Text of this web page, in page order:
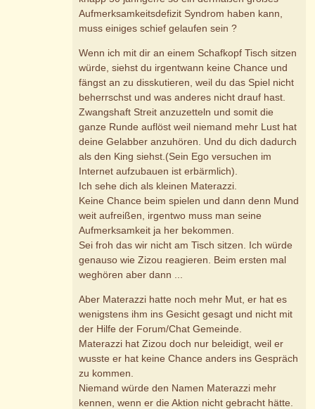
Aufmerksamkeitsdefizit Syndrom haben kann,
muss einiges schief gelaufen sein ?
Wenn ich mit dir an einem Schafkopf Tisch sitzen
würde, siehst du irgentwann keine Chance und
fängst an zu disskutieren, weil du das Spiel nicht
beherrschst und was anderes nicht drauf hast.
Zwangshaft Streit anzuzetteln und somit die
ganze Runde auflöst weil niemand mehr Lust hat
deine Gelabber anzuhören. Und du dich dadurch
als den King siehst.(Sein Ego versuchen im
Internet aufzubauen ist erbärmlich).
Ich sehe dich als kleinen Materazzi.
Keine Chance beim spielen und dann denn Mund
weit aufreißen, irgentwo muss man seine
Aufmerksamkeit ja her bekommen.
Sei froh das wir nicht am Tisch sitzen. Ich würde
genauso wie Zizou reagieren. Beim ersten mal
weghören aber dann ...
Aber Materazzi hatte noch mehr Mut, er hat es
wenigstens ihm ins Gesicht gesagt und nicht mit
der Hilfe der Forum/Chat Gemeinde.
Materazzi hat Zizou doch nur beleidigt, weil er
wusste er hat keine Chance anders ins Gespräch
zu kommen.
Niemand würde den Namen Materazzi mehr
kennen, wenn er die Aktion nicht gebracht hätte.